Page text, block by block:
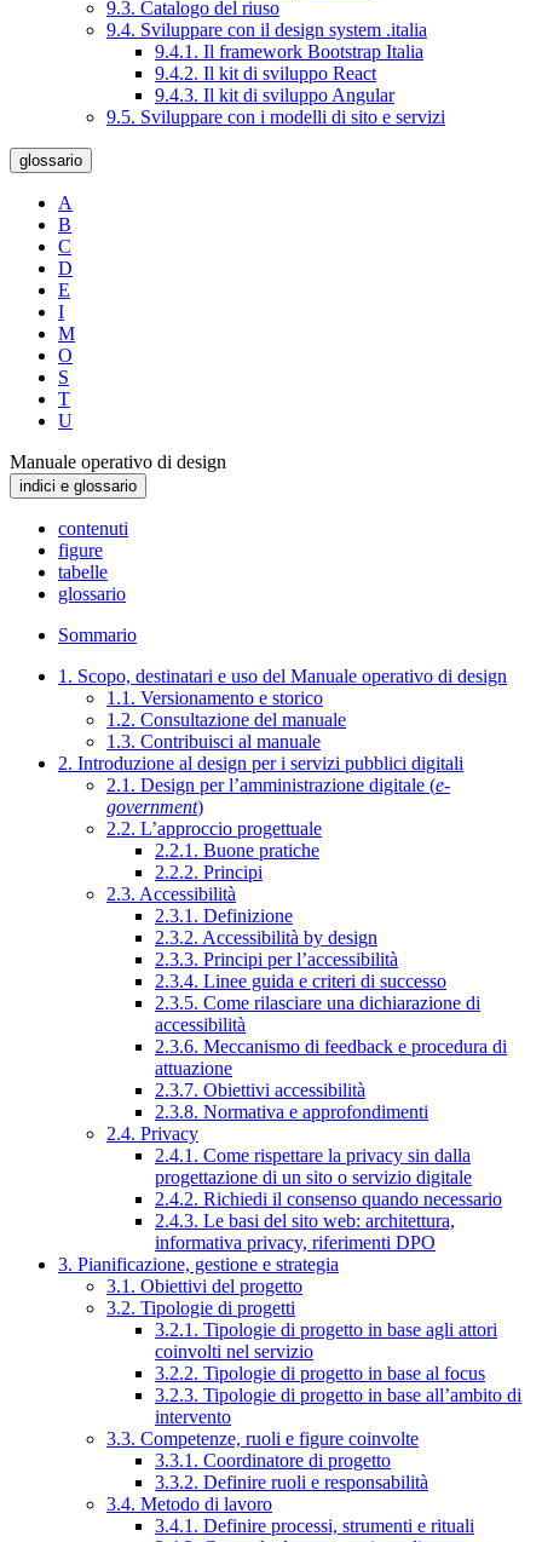
9.3. Catalogo del riuso
9.4. Sviluppare con il design system .italia
9.4.1. Il framework Bootstrap Italia
9.4.2. Il kit di sviluppo React
9.4.3. Il kit di sviluppo Angular
9.5. Sviluppare con i modelli di sito e servizi
glossario
A
B
C
D
E
I
M
O
S
T
U
Manuale operativo di design
indici e glossario
contenuti
figure
tabelle
glossario
Sommario
1. Scopo, destinatari e uso del Manuale operativo di design
1.1. Versionamento e storico
1.2. Consultazione del manuale
1.3. Contribuisci al manuale
2. Introduzione al design per i servizi pubblici digitali
2.1. Design per l’amministrazione digitale (e-
government)
2.2. L’approccio progettuale
2.2.1. Buone pratiche
2.2.2. Principi
2.3. Accessibilità
2.3.1. Definizione
2.3.2. Accessibilità by design
2.3.3. Principi per l’accessibilità
2.3.4. Linee guida e criteri di successo
2.3.5. Come rilasciare una dichiarazione di
accessibilità
2.3.6. Meccanismo di feedback e procedura di
attuazione
2.3.7. Obiettivi accessibilità
2.3.8. Normativa e approfondimenti
2.4. Privacy
2.4.1. Come rispettare la privacy sin dalla
progettazione di un sito o servizio digitale
2.4.2. Richiedi il consenso quando necessario
2.4.3. Le basi del sito web: architettura,
informativa privacy, riferimenti DPO
3. Pianificazione, gestione e strategia
3.1. Obiettivi del progetto
3.2. Tipologie di progetti
3.2.1. Tipologie di progetto in base agli attori
coinvolti nel servizio
3.2.2. Tipologie di progetto in base al focus
3.2.3. Tipologie di progetto in base all’ambito di
intervento
3.3. Competenze, ruoli e figure coinvolte
3.3.1. Coordinatore di progetto
3.3.2. Definire ruoli e responsabilità
3.4. Metodo di lavoro
3.4.1. Definire processi, strumenti e rituali